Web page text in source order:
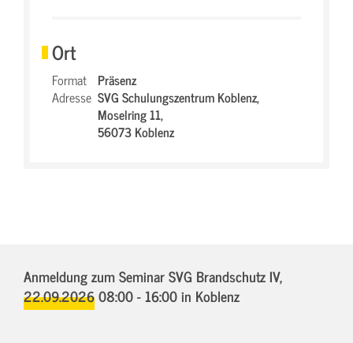
Ort
Format Präsenz
Adresse SVG Schulungszentrum Koblenz,
Moselring 11,
56073 Koblenz
Anmeldung zum Seminar SVG Brandschutz IV,
22.09.2026 08:00 - 16:00in Koblenz